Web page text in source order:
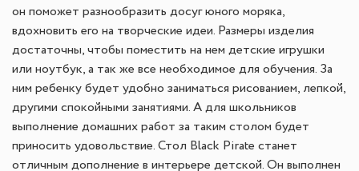
он поможет разнообразить досуг юного моряка,
вдохновить его на творческие идеи. Размеры изделия
достаточны, чтобы поместить на нем детские игрушки
или ноутбук, а так же все необходимое для обучения. За
ним ребенку будет удобно заниматься рисованием, лепкой,
другими спокойными занятиями. А для школьников
выполнение домашних работ за таким столом будет
приносить удовольствие. Стол Black Pirate станет
отличным дополнение в интерьере детской. Он выполнен